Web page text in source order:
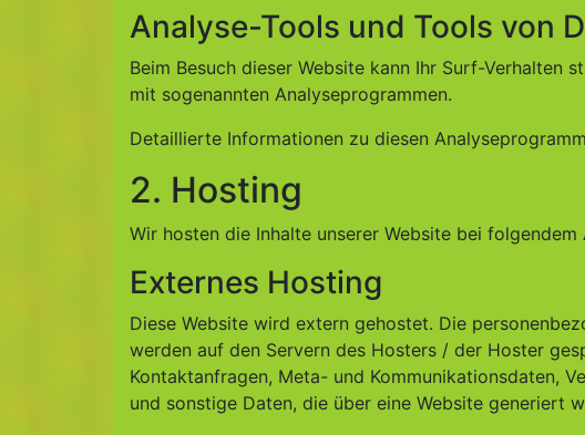
Analyse-Tools und Tools von
Beim Besuch dieser Website kann Ihr Surf-Verhalten
mit sogenannten Analyseprogrammen.
Detaillierte Informationen zu diesen
2. Hosting
Wir hosten die Inhalte unserer Website bei folgendem
Externes Hosting
Diese Website wird extern gehostet. Die
werden auf den Servern des Hosters / der Hoster
Kontaktanfragen, Meta- und Kommunikationsdaten,
und sonstige Daten, die über eine Website generiert